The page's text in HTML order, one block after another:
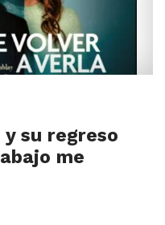
su regreso
me